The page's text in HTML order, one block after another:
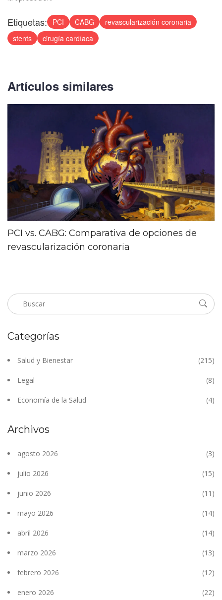
Etiquetas: PCI CABG
revascularización coronaria
stents
cirugía cardíaca
Artículos similares
PCI vs. CABG: Comparativa de opciones de
revascularización coronaria
Categorías
Salud y Bienestar (215)
Legal (8)
Economía de la Salud (4)
Archivos
agosto 2026 (3)
julio 2026 (15)
junio 2026 (11)
mayo 2026 (14)
abril 2026 (14)
marzo 2026 (13)
febrero 2026 (12)
enero 2026 (22)